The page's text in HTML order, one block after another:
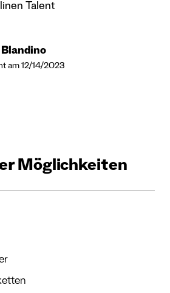
Talent
am 12/14/2023
Möglichkeiten